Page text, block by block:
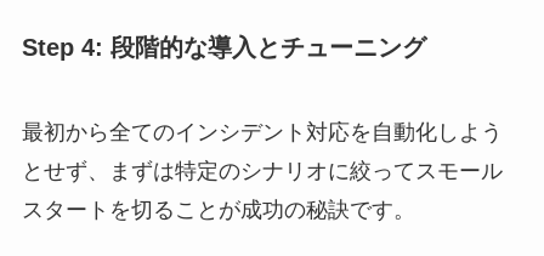
Step 4: 段階的な導入とチューニング
最初から全てのインシデント対応を自動化しよう
とせず、まずは特定のシナリオに絞ってスモール
スタートを切ることが成功の秘訣です。